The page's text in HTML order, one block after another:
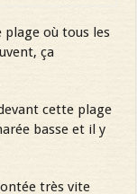
plage où tous les
ça
cette plage
basse et il y
très vite